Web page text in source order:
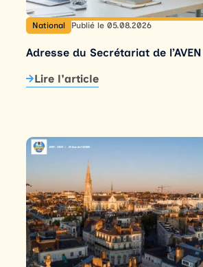
National Publié le 05.08.2026
Adresse du Secrétariat de l’AVEN
Lire l'article